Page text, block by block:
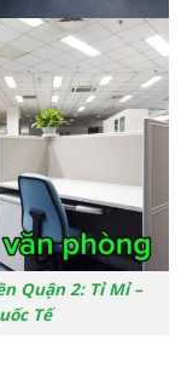
Quận 2: Tỉ Mỉ –
Tế